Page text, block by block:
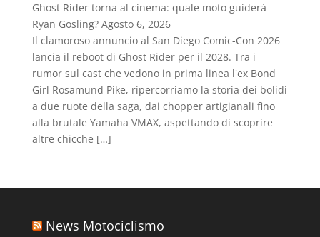
Ghost Rider torna al cinema: quale moto guiderà
Ryan Gosling? Agosto 6, 2026
Il clamoroso annuncio al San Diego Comic-Con 2026
lancia il reboot di Ghost Rider per il 2028. Tra i
rumor sul cast che vedono in prima linea l'ex Bond
Girl Rosamund Pike, ripercorriamo la storia dei bolidi
a due ruote della saga, dai chopper artigianali fino
alla brutale Yamaha VMAX, aspettando di scoprire
altre chicche […]
News Motociclismo